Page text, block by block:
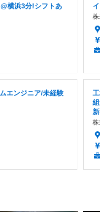
横浜3分!シフトあ
エンジニア/未経験
株